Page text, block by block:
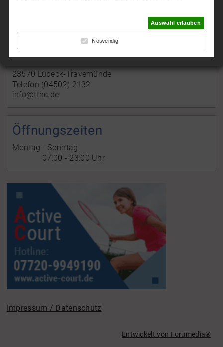
Kontakt
23570 Lübeck-Travemünde
Telefon (04502) 2132
info@tthc.de
Öffnungszeiten
Montag - Sonntag
07:00 - 23:00 Uhr
Impressum / Datenschutz
Entwickelt von Forumedia®
Auswahl erlauben
Notwendig